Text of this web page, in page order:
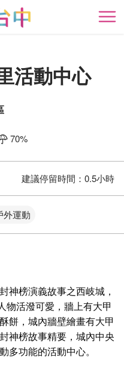
開
活動中心
70%
建議停留時間： 0.5小時
外運動
神榜演義故事之西岐城，
物活潑可愛，牆上有大甲
餅，城內牆壁繪畫有大甲
神榜故事精要，城內中央
多功能的活動中心。